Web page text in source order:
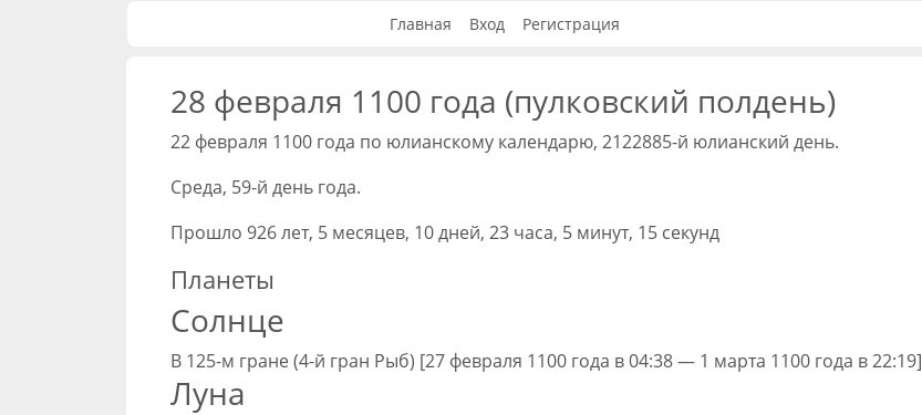
Главная Вход Регистрация
28 февраля 1100 года (пулковский полдень)
22 февраля 1100 года по юлианскому календарю, 2122885-й юлианский день.
Среда, 59-й день года.
Прошло 926 лет, 5 месяцев, 10 дней, 23 часа, 5 минут, 15 секунд
Планеты
Солнце
В 125-м гране (4-й гран Рыб) [27 февраля 1100 года в 04:38 — 1 марта 1100 года в 22:19]
Луна